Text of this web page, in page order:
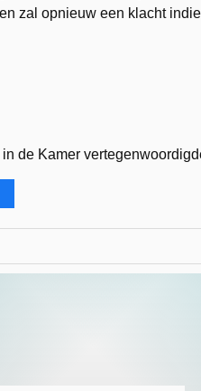
zal opnieuw een klacht
de Kamer